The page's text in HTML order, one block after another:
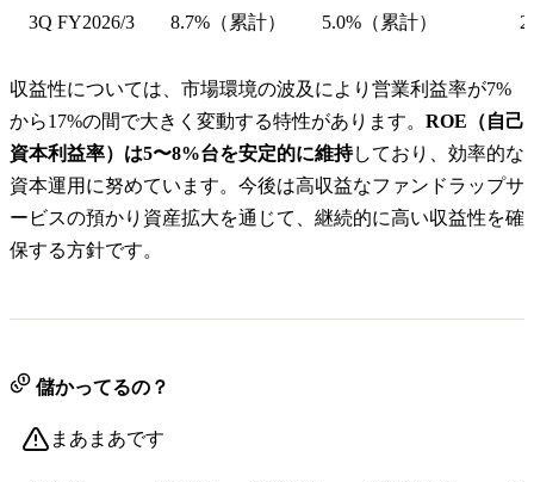
3Q FY2026/3 8.7%（累計） 5.0%（累計）
収益性については、市場環境の波及により営業利益率が7%
から17%の間で大きく変動する特性があります。 ROE（自己
資本利益率）は5〜8%台を安定的に維持しており、効率的な
資本運用に努めています。今後は高収益なファンドラップサ
ービスの預かり資産拡大を通じて、継続的に高い収益性を確
保する方針です。
儲かってるの？
まあまあです